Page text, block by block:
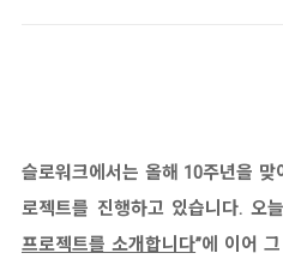
슬로워크에서는 올해 10주년을
로젝트를 진행하고 있습니다. 오
프로젝트를 소개합니다”에 이어